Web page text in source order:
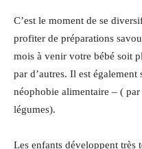
C’est le moment de se
profiter de préparations
mois à venir votre bébé soit
par d’autres. Il est
néophobie alimentaire – (
légumes).
Les enfants développent très